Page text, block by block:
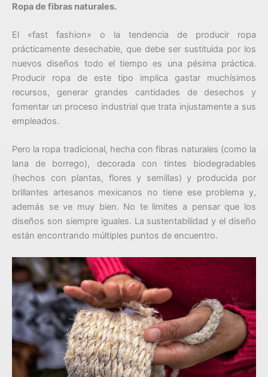
Ropa de fibras naturales.
El «fast fashion» o la tendencia de producir ropa
prácticamente desechable, que debe ser sustituida por los
nuevos diseños todo el tiempo es una pésima práctica.
Producir ropa de este tipo implica gastar muchísimos
recursos, generar grandes cantidades de desechos y
fomentar un proceso industrial que trata injustamente a sus
empleados.
Pero la ropa tradicional, hecha con fibras naturales (como la
lana de borrego), decorada con tintes biodegradables
(hechos con plantas, flores y semillas) y producida por
brillantes artesanos mexicanos no tiene ese problema y,
además se ve muy bien. No te limites a pensar que los
diseños son siempre iguales. La sustentabilidad y el diseño
están encontrando múltiples puntos de encuentro.